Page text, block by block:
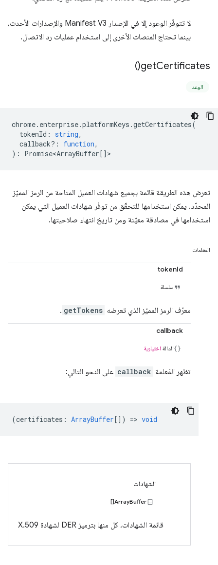
لا تتوفّر الوعود إلا في الإصدار Manifest V3 والإصدارات الأحدث،
بينما تحتاج المنصات الأخرى إلى استخدام عمليات رد الاتصال.
getCertificates(
)
الوعد
chrome. enterprise.platformKeys .getCertificates(
tokenId : string,
callback? : function,
) : Promise<ArrayBuffer[]>
تعرض هذه الطريقة قائمة بجميع شهادات العميل المتاحة من الرمز المميّز
المحدّد. يمكن استخدامها للتحقّق من توفّر شهادات العميل التي يمكن
استخدامها في مصادقة معيّنة ومن تاريخ انتهاء صلاحيتها.
المعلمات
tokenId
سلسلة
معرّف الرمز المميّز الذي تعرضه getTokens
.
callback
الدالة اختيارية
تظهر المَعلمة callback على النحو التالي:
(certificates : ArrayBuffer[]) => void
الشهادات
ArrayBuffer[]
قائمة الشهادات، كل منها بترميز DER لشهادة X.509